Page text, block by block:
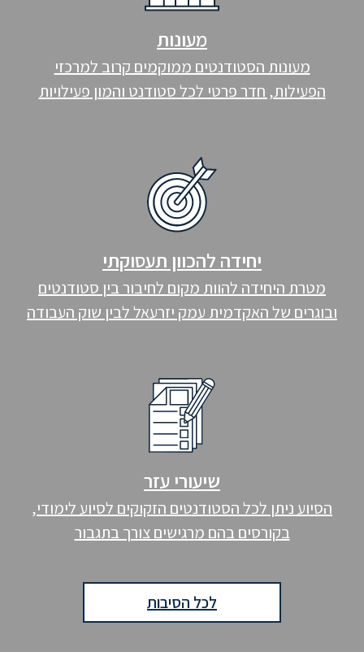
מעונות
מעונות הסטודנטים ממוקמים קרוב למרכזי
הפעילות, חדר פרטי לכל סטודנט והמון פעילויות
יחידה להכוון תעסוקתי
מטרת היחידה להוות מקום לחיבור בין סטודנטים
ובוגרים של האקדמית עמק יזרעאל לבין שוק העבודה
שיעורי עזר
הסיוע ניתן לכל הסטודנטים הזקוקים לסיוע לימודי,
בקורסים בהם מרגישים צורך בתגבור
לכל הסיבות